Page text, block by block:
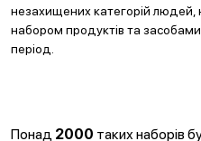
незахищених категорій
набором продуктів та засобами
період.
Понад 2000 таких наборів